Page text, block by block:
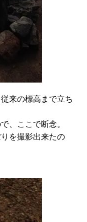
来の標高まで立ち
、ここで断念。
を撮影出来たの